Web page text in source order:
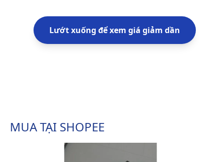
Lướt xuống để xem giá giảm dần
MUA TẠI SHOPEE